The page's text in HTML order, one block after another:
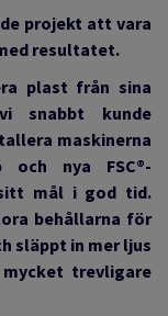
projekt att vara
resultatet.
plast från sina
snabbt kunde
maskinerna
och nya FSC®-
mål i god tid.
behållarna för
släppt in mer ljus
trevligare